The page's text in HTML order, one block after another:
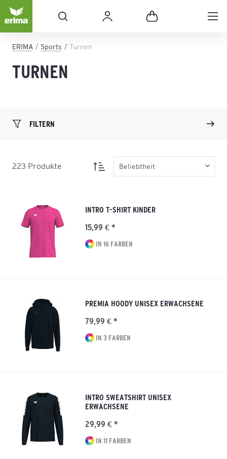
ERIMA Sports Turnen
TURNEN
FILTERN
223 Produkte
INTRO T-SHIRT KINDER
15,99 € *
IN 16 FARBEN
PREMIA HOODY UNISEX ERWACHSENE
79,99 € *
IN 3 FARBEN
INTRO SWEATSHIRT UNISEX
ERWACHSENE
29,99 € *
IN 11 FARBEN